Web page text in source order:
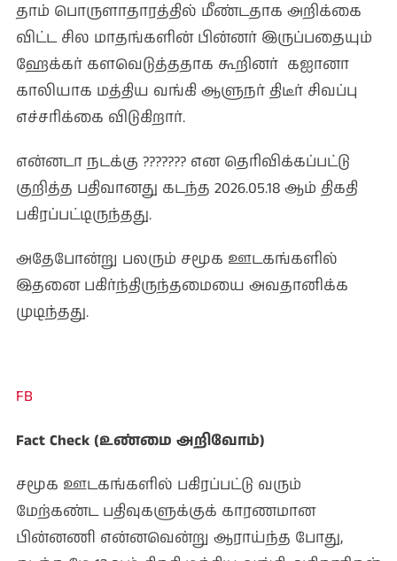
தாம் பொருளாதாரத்தில் மீண்டதாக அறிக்கை
விட்ட சில மாதங்களின் பின்னர் இருப்பதையும்
ஹேக்கர் களவெடுத்ததாக கூறினர் கஐானா
காலியாக மத்திய வங்கி ஆளுநர் திடீர் சிவப்பு
எச்சரிக்கை விடுகிறார்.
என்னடா நடக்கு ??????? என தெரிவிக்கப்பட்டு
குறித்த பதிவானது கடந்த 2026.05.18 ஆம் திகதி
பகிரப்பட்டிருந்தது.
அதேபோன்று பலரும் சமூக ஊடகங்களில்
இதனை பகிர்ந்திருந்தமையை அவதானிக்க
முடிந்தது.
FB
Fact Check (உண்மை அறிவோம்)
சமூக ஊடகங்களில் பகிரப்பட்டு வரும்
மேற்கண்ட பதிவுகளுக்குக் காரணமான
பின்னணி என்னவென்று ஆராய்ந்த போது,